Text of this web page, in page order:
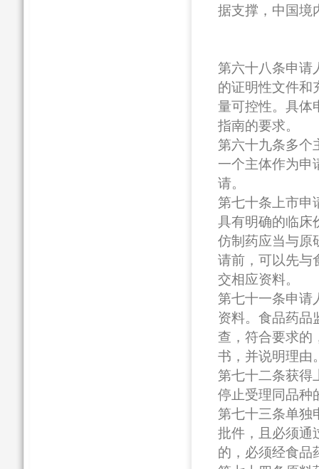
据支撑，中国境
第六十八条申请
的证明性文件和
量可控性。具体
指南的要求。
第六十九条多个
一个主体作为申
请。
第七十条上市申
具有明确的临床
仿制药应当与原
请前，可以先与
交相应资料。
第七十一条申请
资料。食品药品
查，符合要求的
书，并说明理由
第七十二条获得
停止受理同品种
第七十三条单独
批件，且必须通
的，必须经食品